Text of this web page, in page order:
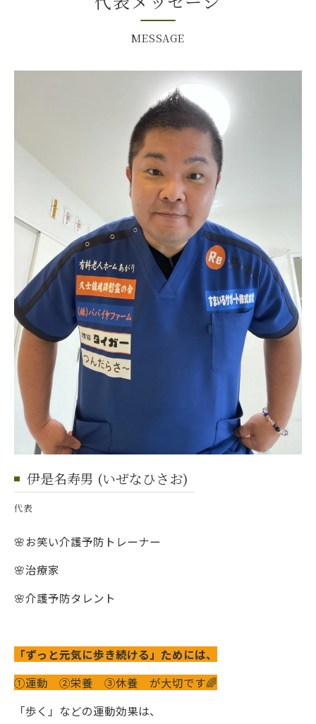
MESSAGE
伊是名寿男 (いぜなひさお)
代表
🌸お笑い介護予防トレーナー
🌸治療家
🌸介護予防タレント
「ずっと元気に歩き続ける」ためには、
①運動 ②栄養 ③休養 が大切です🌈
「歩く」などの運動効果は、